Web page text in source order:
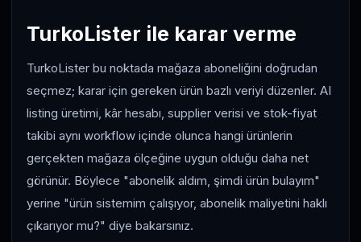
TurkoLister ile karar verme
TurkoLister bu noktada mağaza aboneliğini doğrudan
seçmez; karar için gereken ürün bazlı veriyi düzenler. AI
listing üretimi, kâr hesabı, supplier verisi ve stok-fiyat
takibi aynı workflow içinde olunca hangi ürünlerin
gerçekten mağaza ölçeğine uygun olduğu daha net
görünür. Böylece "abonelik aldım, şimdi ürün bulayım"
yerine "ürün sistemim çalışıyor, abonelik maliyetini haklı
çıkarıyor mu?" diye bakarsınız.